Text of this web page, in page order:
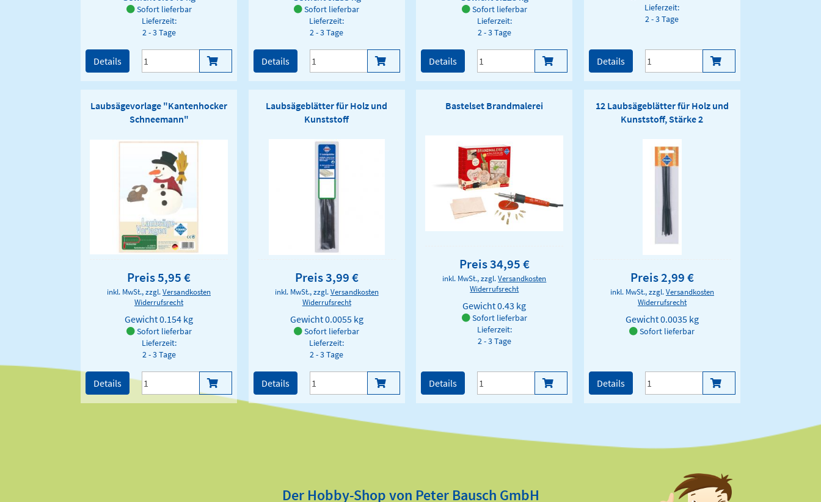
Sofort lieferbar
Lieferzeit:
2 - 3 Tage
Details
Sofort lieferbar
Lieferzeit:
2 - 3 Tage
Details
Sofort lieferbar
Lieferzeit:
2 - 3 Tage
Details
Lieferzeit:
2 - 3 Tage
Details
Laubsägevorlage "Kantenhocker
Schneemann"
Preis 5,95 €
inkl. MwSt., zzgl.Versandkosten
Widerrufsrecht
Gewicht0.154 kg
Sofort lieferbar
Lieferzeit:
2 - 3 Tage
Details
Laubsägeblätter für Holz und
Kunststoff
Preis 3,99 €
inkl. MwSt., zzgl.Versandkosten
Widerrufsrecht
Gewicht0.0055 kg
Sofort lieferbar
Lieferzeit:
2 - 3 Tage
Details
Bastelset Brandmalerei
Preis 34,95 €
inkl. MwSt., zzgl.Versandkosten
Widerrufsrecht
Gewicht0.43 kg
Sofort lieferbar
Lieferzeit:
2 - 3 Tage
Details
12 Laubsägeblätter für Holz und
Kunststoff, Stärke 2
Preis 2,99 €
inkl. MwSt., zzgl.Versandkosten
Widerrufsrecht
Gewicht0.0035 kg
Sofort lieferbar
Details
Der Hobby-Shop von Peter Bausch GmbH